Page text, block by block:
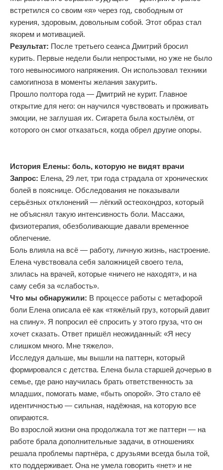
встретился со своим «я» через год, свободным от
курения, здоровым, довольным собой. Этот образ стал
якорем и мотивацией.
Результат: После третьего сеанса Дмитрий бросил
курить. Первые недели были непростыми, но уже не было
того невыносимого напряжения. Он использовал техники
самогипноза в моменты желания закурить.
Прошло полтора года — Дмитрий не курит. Главное
открытие для него: он научился чувствовать и проживать
эмоции, не заглушая их. Сигарета была костылём, от
которого он смог отказаться, когда обрел другие опоры.
История Елены: боль, которую не видят врачи
Запрос: Елена, 29 лет, три года страдала от хронических
болей в пояснице. Обследования не показывали
серьёзных отклонений — лёгкий остеохондроз, который
не объяснял такую интенсивность боли. Массажи,
физиотерапия, обезболивающие давали временное
облегчение.
Боль влияла на всё — работу, личную жизнь, настроение.
Елена чувствовала себя заложницей своего тела,
злилась на врачей, которые «ничего не находят», и на
саму себя за «слабость».
Что мы обнаружили: В процессе работы с метафорой
боли Елена описала её как «тяжёлый груз, который давит
на спину». Я попросил её спросить у этого груза, что он
хочет сказать. Ответ пришёл неожиданный: «Я несу
слишком много. Мне тяжело».
Исследуя дальше, мы вышли на паттерн, который
формировался с детства. Елена была старшей дочерью в
семье, где рано научилась брать ответственность за
младших, помогать маме, «быть опорой». Это стало её
идентичностью — сильная, надёжная, на которую все
опираются.
Во взрослой жизни она продолжала тот же паттерн — на
работе брала дополнительные задачи, в отношениях
решала проблемы партнёра, с друзьями всегда была той,
кто поддерживает. Она не умела говорить «нет» и не